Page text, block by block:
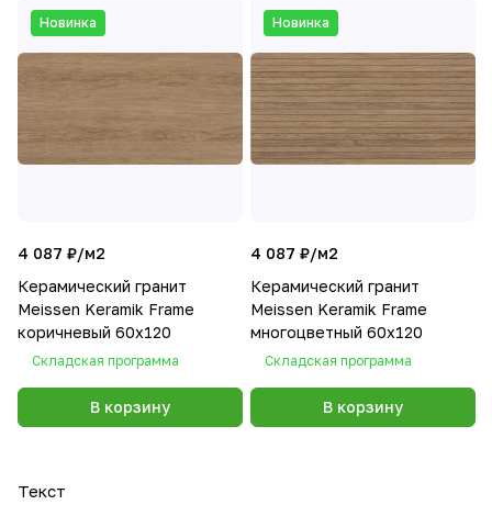
Новинка
4 087 ₽/м2
Керамический гранит
Meissen Keramik Frame
коричневый 60х120
Складская программа
В корзину
Новинка
4 087 ₽/м2
Керамический гранит
Meissen Keramik Frame
многоцветный 60х120
Складская программа
В корзину
Текст